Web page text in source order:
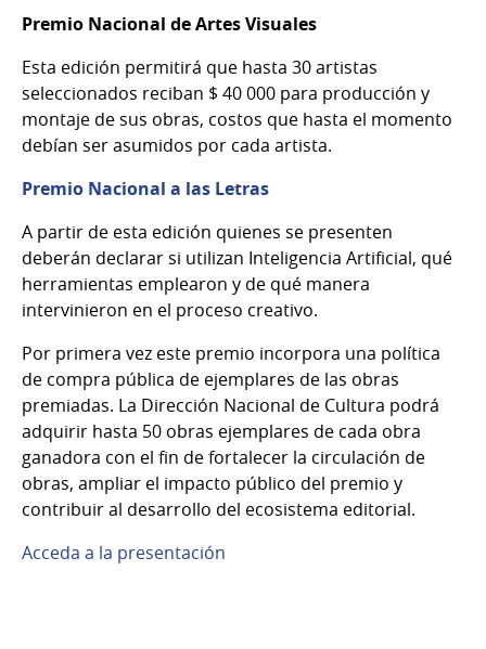
Premio Nacional de Artes Visuales
Esta edición permitirá que hasta 30 artistas
seleccionados reciban $ 40 000 para producción y
montaje de sus obras, costos que hasta el momento
debían ser asumidos por cada artista.
Premio Nacional a las Letras
A partir de esta edición quienes se presenten
deberán declarar si utilizan Inteligencia Artificial, qué
herramientas emplearon y de qué manera
intervinieron en el proceso creativo.
Por primera vez este premio incorpora una política
de compra pública de ejemplares de las obras
premiadas. La Dirección Nacional de Cultura podrá
adquirir hasta 50 obras ejemplares de cada obra
ganadora con el fin de fortalecer la circulación de
obras, ampliar el impacto público del premio y
contribuir al desarrollo del ecosistema editorial.
Acceda a la presentación